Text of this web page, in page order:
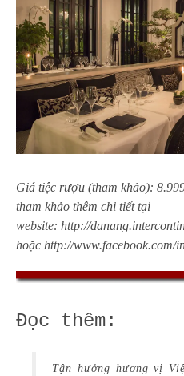
Giá tiệc rượu (tham khảo):
tham khảo thêm chi tiết tại
website: http://
hoặc http://www.facebook.com/
Đọc thêm:
Tận hưởng hương vị